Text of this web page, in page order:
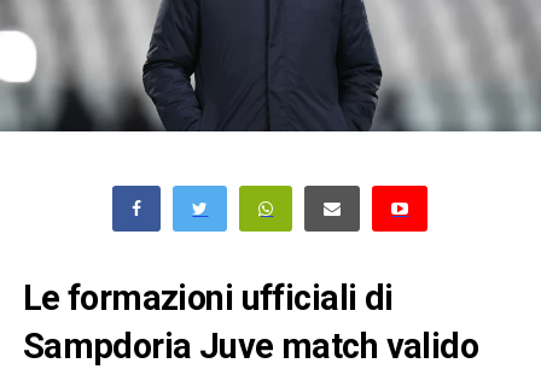
Le formazioni ufficiali di
Sampdoria Juve match valido